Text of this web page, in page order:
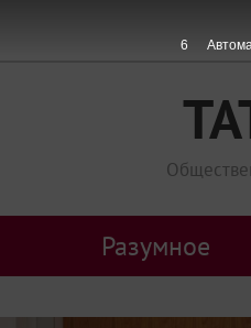
Разумное
6